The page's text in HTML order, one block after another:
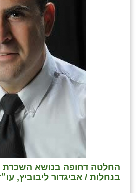
החלטה דחופה בנושא השכרת
בנחלות / אביגדור ליבוביץ,גנות